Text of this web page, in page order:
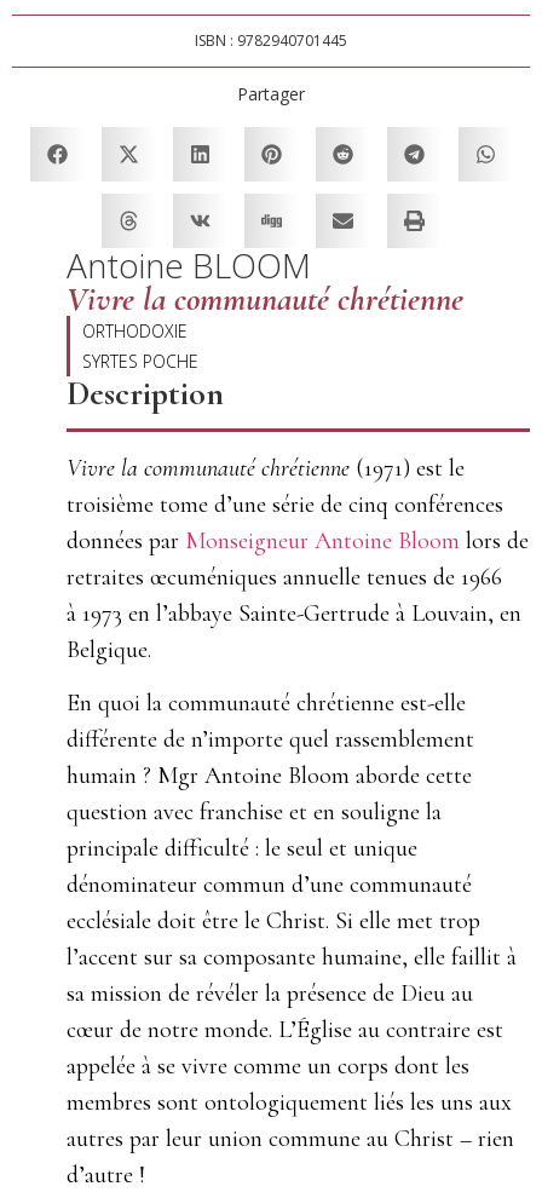
ISBN : 9782940701445
Partager
Antoine BLOOM
Vivre la communauté chrétienne
ORTHODOXIE
SYRTES POCHE
Description
Vivre la communauté chrétienne (1971) est le
troisième tome d’une série de cinq conférences
données par Monseigneur Antoine Bloom lors de
retraites œcuméniques annuelle tenues de 1966
à 1973 en l’abbaye Sainte-Gertrude à Louvain, en
Belgique.
En quoi la communauté chrétienne est-elle
différente de n’importe quel rassemblement
humain ? Mgr Antoine Bloom aborde cette
question avec franchise et en souligne la
principale difficulté : le seul et unique
dénominateur commun d’une communauté
ecclésiale doit être le Christ. Si elle met trop
l’accent sur sa composante humaine, elle faillit à
sa mission de révéler la présence de Dieu au
cœur de notre monde. L’Église au contraire est
appelée à se vivre comme un corps dont les
membres sont ontologiquement liés les uns aux
autres par leur union commune au Christ – rien
d’autre !